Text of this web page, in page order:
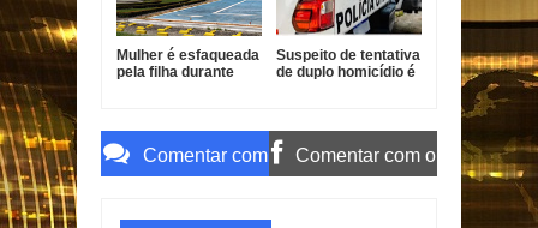
Mulher é esfaqueada
pela filha durante
Suspeito de tentativa
de duplo homicídio é
Comentar com Comentar com o